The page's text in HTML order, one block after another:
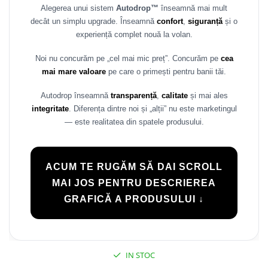
Rame adaptoare Mazda
Rame adaptoare Kia
Rame adaptoare Alfa Romeo
Rame adaptoare Nissan
Rame adaptoare Fiat
Rame adaptoare Hyundai
Rame adaptoare Chevrolet
Rame adaptoare Mitsubishi
Rame adaptoare Jeep
Alegerea unui sistem Autodrop™ înseamnă mai mult
decât un simplu upgrade. Înseamnă confort, siguranțăși o
experiență complet nouă la volan.
Noi nu concurăm pe „cel mai mic preț”. Concurăm pe cea
mai mare valoare pe care o primești pentru banii tăi.
Autodrop înseamnă transparență, calitateși mai ales
integritate. Diferența dintre noi și „alții” nu este marketingul
— este realitatea din spatele produsului.
ACUM TE RUGĂM SĂ DAI SCROLL
MAI JOS PENTRU DESCRIEREA
GRAFICĂ A PRODUSULUI ↓
IN STOC